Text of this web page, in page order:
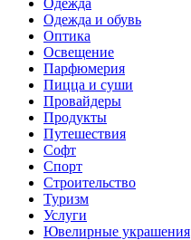
Одежда и обувь
Оптика
Освещение
Парфюмерия
Пицца и суши
Провайдеры
Продукты
Путешествия
Софт
Спорт
Строительство
Туризм
Услуги
Ювелирные украшения